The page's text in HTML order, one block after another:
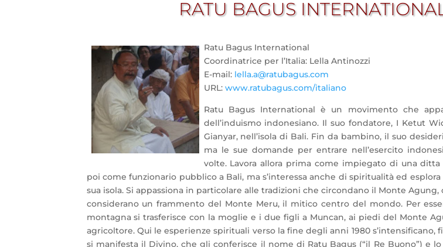
RATU BAGUS
Ratu Bagus International
Coordinatrice per l’Italia: Lella Antinozzi
E-mail: lella.a@ratubagus.com
URL: www.ratubagus.com/italiano
Ratu Bagus International è un movimento che
dell’induismo indonesiano. Il suo fondatore, I Ketut
Gianyar, nell’isola di Bali. Fin da bambino, il suo
ma le sue domande per entrare nell’esercito
volte. Lavora allora prima come impiegato di una ditta
poi comefunzionario pubblico a Bali, ma s’interessa anche di spiritualità ed
sua isola. Si appassiona in particolare alle tradizioni che circondano il Monte
considerano un frammento del Monte Meru, il mitico centro del mondo. Per
montagna si trasferisce con la moglie e i due figli a Muncan, ai piedi del Monte
agricoltore. Qui le esperienze spirituali verso la fine degli anni 1980 s’intensificano,
si manifesta il Divino, che gli conferisce il nome di Ratu Bagus (“il Re Buono”) e